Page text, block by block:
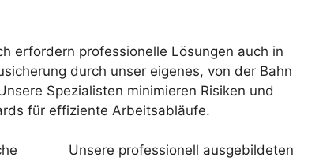
erfordern professionelle Lösungen auch in
durch unser eigenes, von der Bahn
Spezialisten minimieren Risiken und
für effiziente Arbeitsabläufe.
Unsere professionell ausgebildeten